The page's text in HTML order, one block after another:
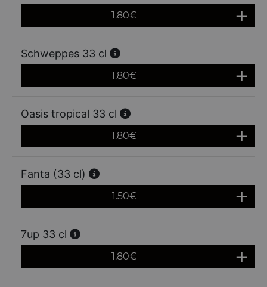
1.80€
Schweppes 33 cl
1.80€
Oasis tropical 33 cl
1.80€
Fanta (33 cl)
1.50€
7up 33 cl
1.80€